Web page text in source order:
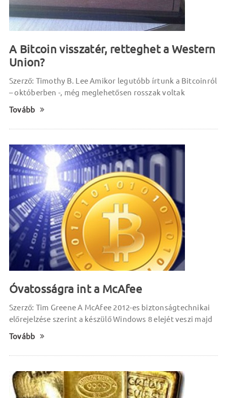
A Bitcoin visszatér, retteghet a Western
Union?
Szerző: Timothy B. Lee Amikor legutóbb írtunk a Bitcoinról
– októberben -, még meglehetősen rosszak voltak
Tovább
Óvatosságra int a McAfee
Szerző: Tim Greene A McAfee 2012-es biztonságtechnikai
előrejelzése szerint a készülő Windows 8 elejét veszi majd
Tovább